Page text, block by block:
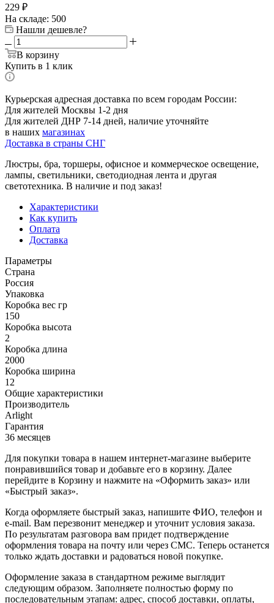
229 ₽
На складе: 500
Нашли дешевле?
В корзину
Купить в 1 клик
Курьерская адресная доставка по всем городам России:
Для жителей Москвы 1-2 дня
Для жителей ДНР 7-14 дней, наличие уточняйте
в наших магазинах
Доставка в страны СНГ
Люстры, бра, торшеры, офисное и коммерческое освещение,
лампы, светильники, светодиодная лента и другая
светотехника. В наличие и под заказ!
Характеристики
Как купить
Оплата
Доставка
Параметры
Страна
Россия
Упаковка
Коробка вес гр
150
Коробка высота
2
Коробка длина
2000
Коробка ширина
12
Общие характеристики
Производитель
Arlight
Гарантия
36 месяцев
Для покупки товара в нашем интернет-магазине выберите
понравившийся товар и добавьте его в корзину. Далее
перейдите в Корзину и нажмите на «Оформить заказ» или
«Быстрый заказ».
Когда оформляете быстрый заказ, напишите ФИО, телефон и
e-mail. Вам перезвонит менеджер и уточнит условия заказа.
По результатам разговора вам придет подтверждение
оформления товара на почту или через СМС. Теперь останется
только ждать доставки и радоваться новой покупке.
Оформление заказа в стандартном режиме выглядит
следующим образом. Заполняете полностью форму по
последовательным этапам: адрес, способ доставки, оплаты,